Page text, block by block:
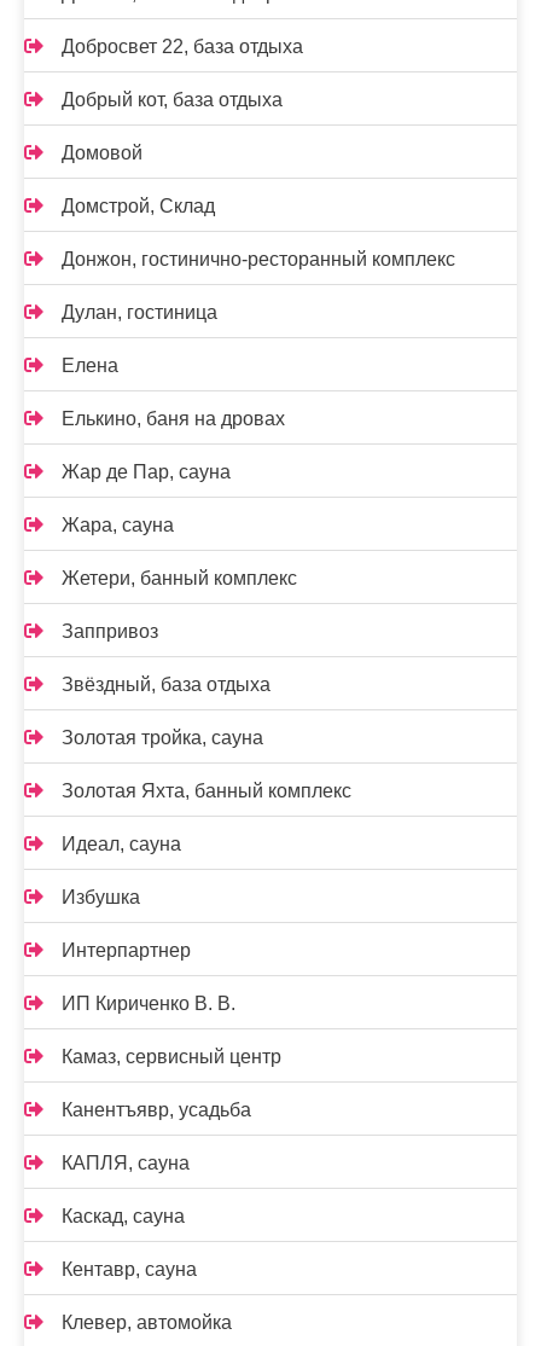
Добросвет 22, база отдыха
Добрый кот, база отдыха
Домовой
Домстрой, Склад
Донжон, гостинично-ресторанный комплекс
Дулан, гостиница
Елена
Елькино, баня на дровах
Жар де Пар, сауна
Жара, сауна
Жетери, банный комплекс
Заппривоз
Звёздный, база отдыха
Золотая тройка, сауна
Золотая Яхта, банный комплекс
Идеал, сауна
Избушка
Интерпартнер
ИП Кириченко В. В.
Камаз, сервисный центр
Канентъявр, усадьба
КАПЛЯ, сауна
Каскад, сауна
Кентавр, сауна
Клевер, автомойка